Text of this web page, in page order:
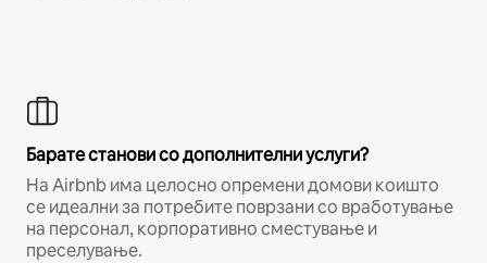
Барате станови со дополнителни услуги?
На Airbnb има целосно опремени домови коишто
се идеални за потребите поврзани со вработување
на персонал, корпоративно сместување и
преселување.